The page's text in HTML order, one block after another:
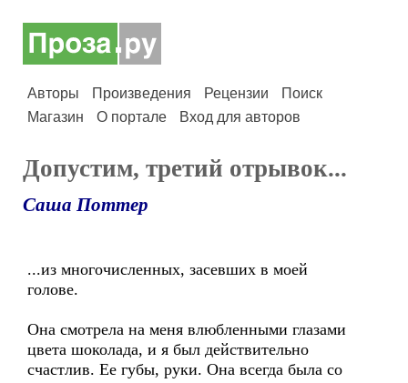
Авторы Произведения Рецензии
Поиск
Магазин
О портале Вход для авторов
Допустим, третий отрывок...
Саша Поттер
...из многочисленных, засевших в моей
голове.
Она смотрела на меня влюбленными глазами
цвета шоколада, и я был действительно
счастлив. Ее губы, руки. Она всегда была со